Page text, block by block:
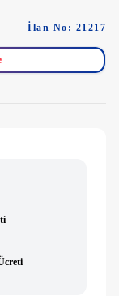
İlan No: 21217